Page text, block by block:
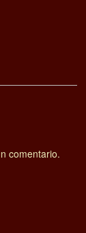
comentario.